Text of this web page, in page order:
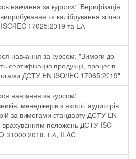
навчання за курсом: "Верифікація
та калібрування згідно
IEC 17025:2019 та ЕА-
навчання за курсом: "Вимоги до
сертифікацію продукції, процесів
ДСТУ EN ISO/IEC 17065:2019"
навчання за курсом:
менеджерів з якості, аудиторів
за вимогами стандарту ДСТУ EN
врахуванням положень ДСТУ ISO
31000:2018, ЕА, ILAC-